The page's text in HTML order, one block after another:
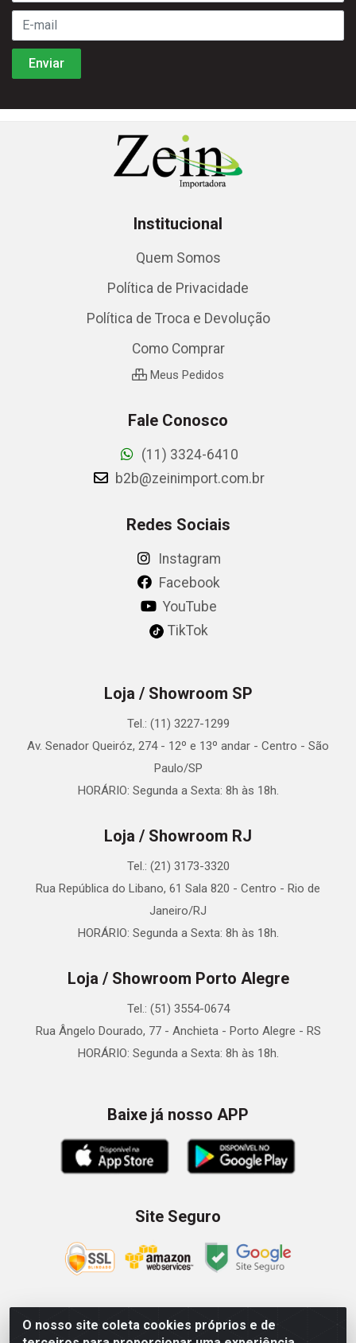
O nosso site coleta cookies próprios e de
Institucional
Quem Somos
Política de Privacidade
Política de Troca e Devolução
Como Comprar
Meus Pedidos
Fale Conosco
(11) 3324-6410
b2b@zeinimport.com.br
Redes Sociais
Instagram
Facebook
YouTube
TikTok
Loja / Showroom SP
Tel.: (11) 3227-1299
Av. Senador Queiróz, 274 - 12º e 13º andar - Centro - São
Paulo/SP
HORÁRIO: Segunda a Sexta: 8h às 18h.
Loja / Showroom RJ
Tel.: (21) 3173-3320
Rua República do Libano, 61 Sala 820 - Centro - Rio de
Janeiro/RJ
HORÁRIO: Segunda a Sexta: 8h às 18h.
Loja / Showroom Porto Alegre
Tel.: (51) 3554-0674
Rua Ângelo Dourado, 77 - Anchieta - Porto Alegre - RS
HORÁRIO: Segunda a Sexta: 8h às 18h.
Baixe já nosso APP
Site Seguro
Zein Importação e Comércio LTDA - Av. Senador Queiróz, 274